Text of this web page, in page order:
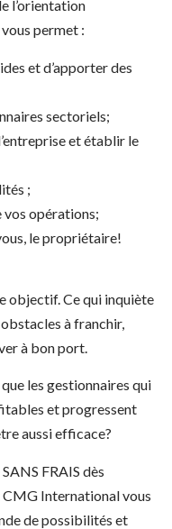
l’orientation
permet :
et d’apporter des
sectoriels;
et établir le
;
vos opérations;
le propriétaire!
objectif. Ce qui inquiète
à franchir,
à bon port.
les gestionnaires qui
et progressent
aussi efficace?
FRAIS dès
International vous
de possibilités et